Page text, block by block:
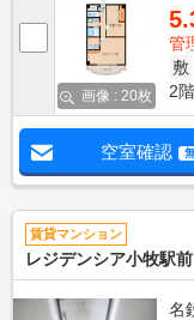
画像 : 20枚
管
敷
2階
空室確認
賃貸マンション
レジデンシア小牧駅前
名